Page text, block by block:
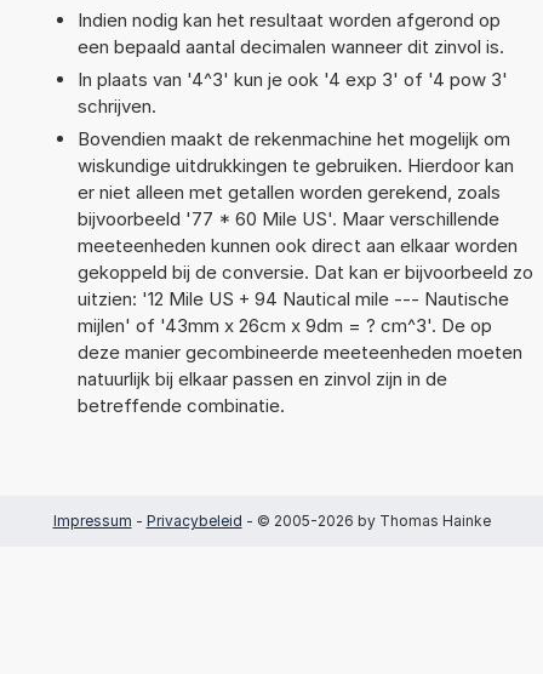
Indien nodig kan het resultaat worden afgerond op
een bepaald aantal decimalen wanneer dit zinvol is.
In plaats van '4^3' kun je ook '4 exp 3' of '4 pow 3'
schrijven.
Bovendien maakt de rekenmachine het mogelijk om
wiskundige uitdrukkingen te gebruiken. Hierdoor kan
er niet alleen met getallen worden gerekend, zoals
bijvoorbeeld '77 * 60 Mile US'. Maar verschillende
meeteenheden kunnen ook direct aan elkaar worden
gekoppeld bij de conversie. Dat kan er bijvoorbeeld zo
uitzien: '12 Mile US + 94 Nautical mile --- Nautische
mijlen' of '43mm x 26cm x 9dm = ? cm^3'. De op
deze manier gecombineerde meeteenheden moeten
natuurlijk bij elkaar passen en zinvol zijn in de
betreffende combinatie.
Impressum - Privacybeleid - © 2005-2026 by Thomas Hainke